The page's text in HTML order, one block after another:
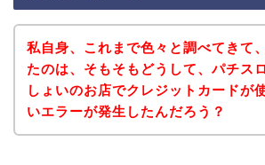
私自身、これまで色々と調べてきて
たのは、そもそもどうして、パチス
しょいのお店でクレジットカードが
いエラーが発生したんだろう？